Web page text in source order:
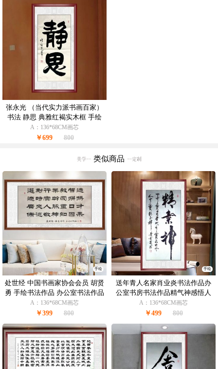
张永光 （当代实力派书画百家）
书法 静思 典雅红褐实木框 手绘
书法作品 手工 国画
A：136*68CM画芯
￥699 800
类似商品
手绘
处世经 中国书画家协会会员 胡贤
勇 手绘书法作品 办公室书法作品
A：136*68CM画芯
￥399 800
手绘
送年青人名家肖业炎书法作品办
公室书房书法作品精气神感悟人
生名句
A：136*68CM画芯
￥499 800